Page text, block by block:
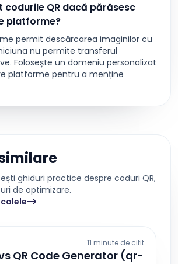
codurile QR dacă părăsesc
platforme?
permit descărcarea imaginilor cu
nu permite transferul
Folosește un domeniu personalizat
platforme pentru a menține
ghiduri practice despre coduri QR,
de optimizare.
11 minute de citit
QR Code Generator (qr-